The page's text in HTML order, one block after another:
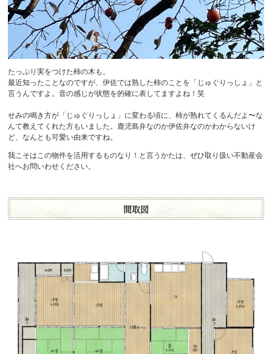
たっぷり実をつけた柿の木も。
最近知ったことなのですが、伊佐では熟した柿のことを「じゅぐりっしょ」と
言うんですよ。音の感じが状態を的確に表してますよね！笑
せみの鳴き方が「じゅぐりっしょ」に変わる頃に、柿が熟れてくるんだよ〜な
んて教えてくれた方もいました。鹿児島弁なのか伊佐弁なのかわからないけ
ど、なんとも可愛い由来ですね。
我こそはこの物件を活用するものなり！と言うかたは、ぜひ取り扱い不動産会
社へお問いわせください。
間取図